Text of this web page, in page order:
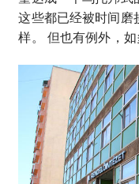
这些都已经被时间磨
样。 但也有例外，如